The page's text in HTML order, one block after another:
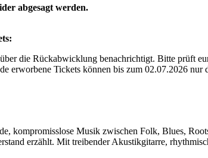
abgesagt werden.
die Rückabwicklung benachrichtigt. Bitte prüft
erworbene Tickets können bis zum 02.07.2026
kompromisslose Musik zwischen Folk, Blues,
erzählt. Mit treibender Akustikgitarre,